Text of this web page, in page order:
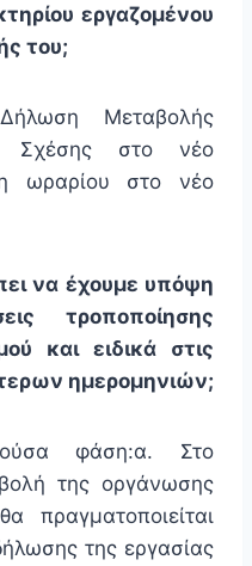
εργαζομένου
του;
Μεταβολής
Σχέσης στο νέο
ωραρίου στο νέο
να έχουμε υπόψη
τροποποίησης
και ειδικά στις
ημερομηνιών;
φάση:α. Στο
της οργάνωσης
πραγματοποιείται
της εργασίας